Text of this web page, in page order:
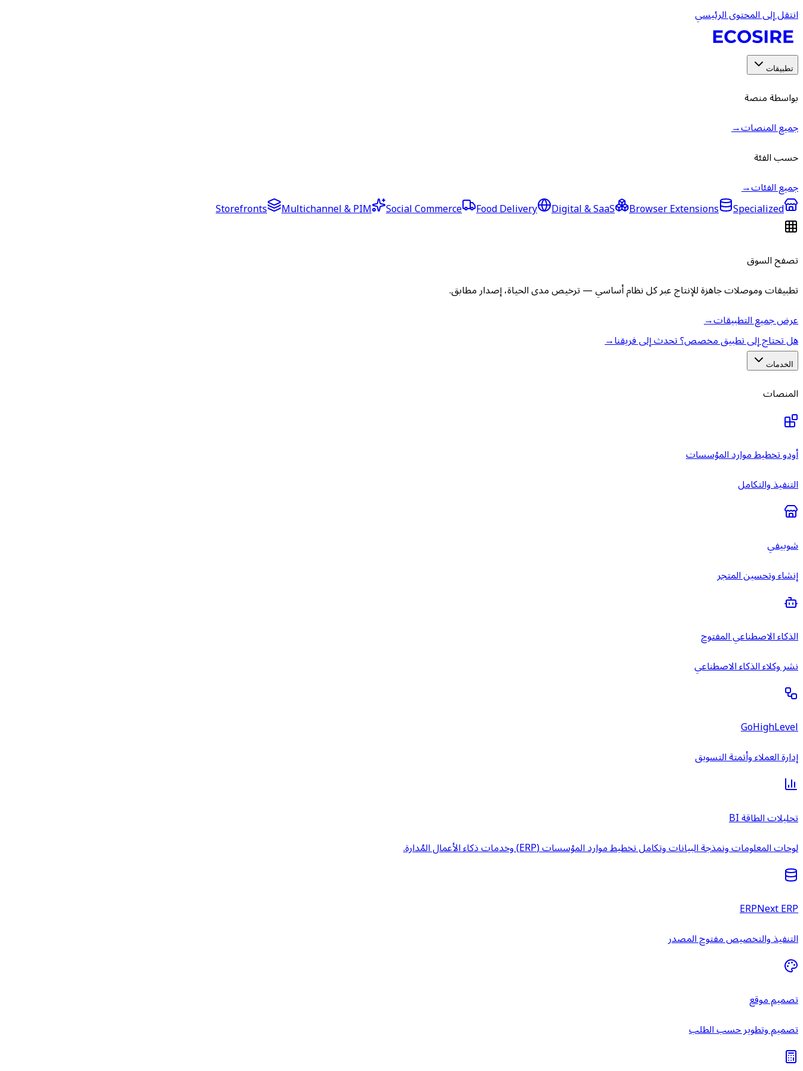
انتقل إلى المحتوى الرئيسي
تطبيقات
بواسطة منصة
جميع المنصات→
حسب الفئة
جميع الفئات→
Storefronts
Multichannel & PIM Social Commerce Food Delivery Digital & SaaS Browser Extensions Specialized
تصفح السوق
تطبيقات وموصلات جاهزة للإنتاج عبر كل نظام أساسي — ترخيص مدى الحياة، إصدار مطابق.
عرض جميع التطبيقات→
هل تحتاج إلى تطبيق مخصص؟ تحدث إلى فريقنا→
الخدمات
المنصات
أودو تخطيط موارد المؤسسات
التنفيذ والتكامل
شوبيفي
إنشاء وتحسين المتجر
الذكاء الاصطناعي المفتوح
نشر وكلاء الذكاء الاصطناعي
GoHighLevel
إدارة العملاء وأتمتة التسويق
تحليلات الطاقة BI
لوحات المعلومات ونمذجة البيانات وتكامل تخطيط موارد المؤسسات (ERP) وخدمات ذكاء الأعمال المُدارة.
ERPNext ERP
التنفيذ والتخصيص مفتوح المصدر
تصميم موقع
تصميم وتطوير حسب الطلب